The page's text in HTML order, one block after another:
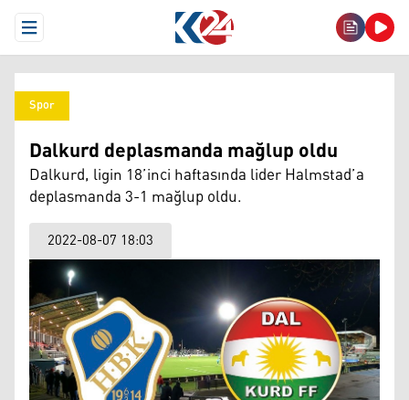
Open Menu
Spor
Dalkurd deplasmanda mağlup oldu
Dalkurd, ligin 18’inci haftasında lider Halmstad’a
deplasmanda 3-1 mağlup oldu.
2022-08-07 18:03